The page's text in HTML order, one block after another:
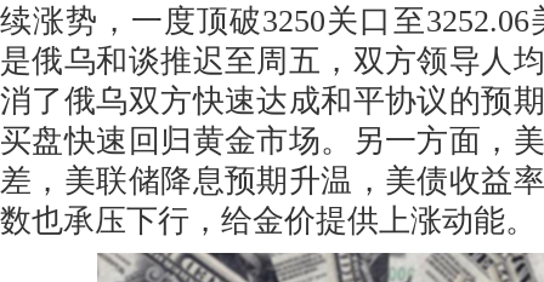
续涨势，一度顶破3250关口至
是俄乌和谈推迟至周五，双方领导人
消了俄乌双方快速达成和平协议的预
买盘快速回归黄金市场。另一方面，
差，美联储降息预期升温，美债收益
数也承压下行，给金价提供上涨动能。